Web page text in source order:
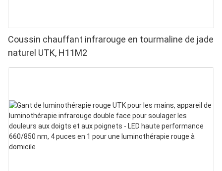
Coussin chauffant infrarouge en tourmaline de jade
naturel UTK, H11M2